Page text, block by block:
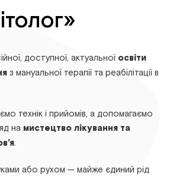
доступної, актуальної освіти
з мануальної терапії та реабілітації в
технік і прийомів, а допомагаємо
на мистецтво лікування та
.
або рухом — майже єдиний рід